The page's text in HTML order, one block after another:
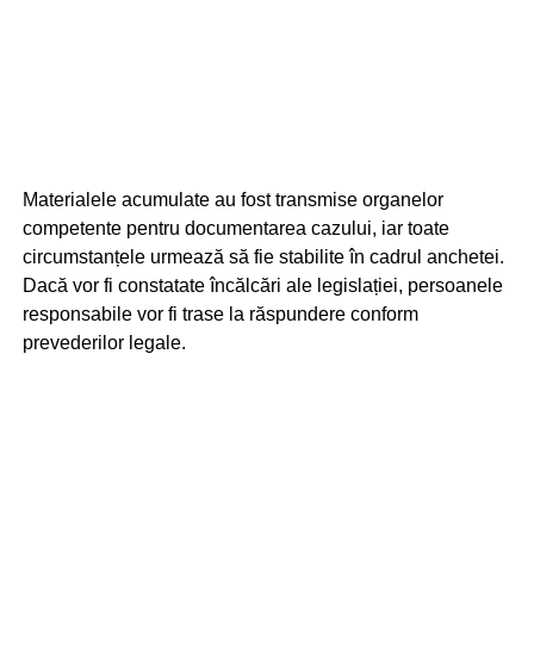
Materialele acumulate au fost transmise organelor
competente pentru documentarea cazului, iar toate
circumstanțele urmează să fie stabilite în cadrul anchetei.
Dacă vor fi constatate încălcări ale legislației, persoanele
responsabile vor fi trase la răspundere conform
prevederilor legale.